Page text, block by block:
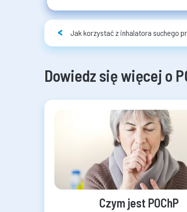
Jak korzystać z inhalatora suchego
Dowiedz się więcej o
Czym jest POChP